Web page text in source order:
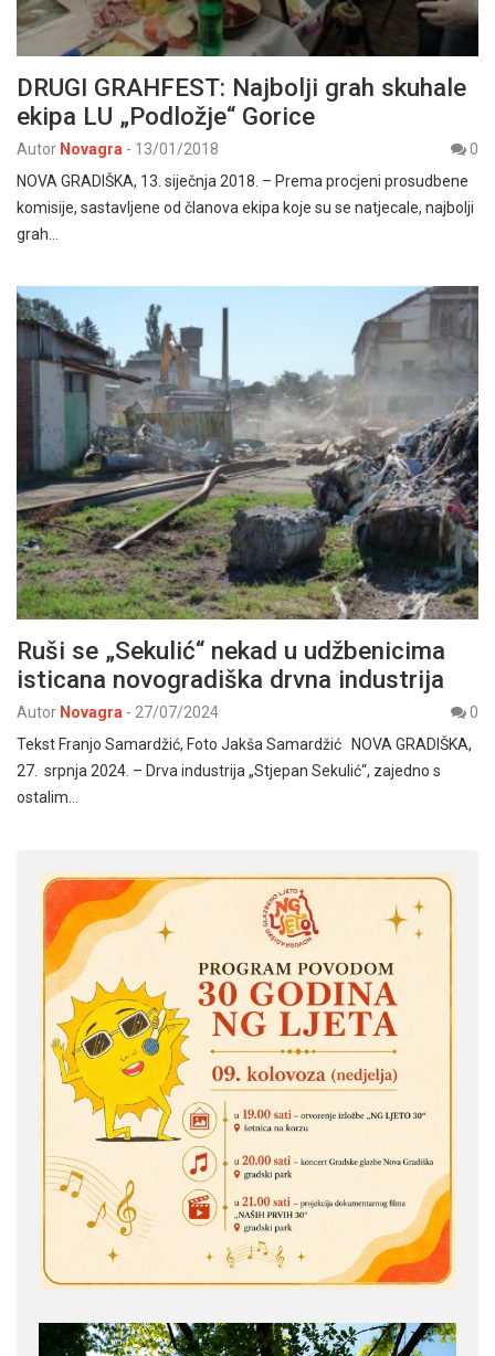
DRUGI GRAHFEST: Najbolji grah skuhale
ekipa LU „Podložje“ Gorice
Autor Novagra - 13/01/2018
0
NOVA GRADIŠKA, 13. siječnja 2018. – Prema procjeni prosudbene
komisije, sastavljene od članova ekipa koje su se natjecale, najbolji
grah…
Ruši se „Sekulić“ nekad u udžbenicima
isticana novogradiška drvna industrija
Autor Novagra - 27/07/2024
0
Tekst Franjo Samardžić, Foto Jakša Samardžić NOVA GRADIŠKA,
27. srpnja 2024. – Drva industrija „Stjepan Sekulić“, zajedno s
ostalim…